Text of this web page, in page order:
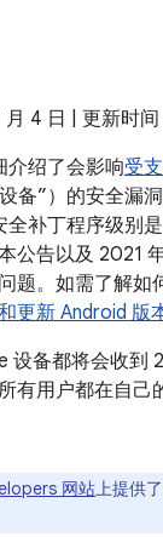
4 日 | 更新时间
介绍了会影响受
备”）的安全漏
全补丁程序级别
公告以及 2021
题。如需了解如
更新 Android 版
设备都将会收到
有用户都在自己
网站上提供